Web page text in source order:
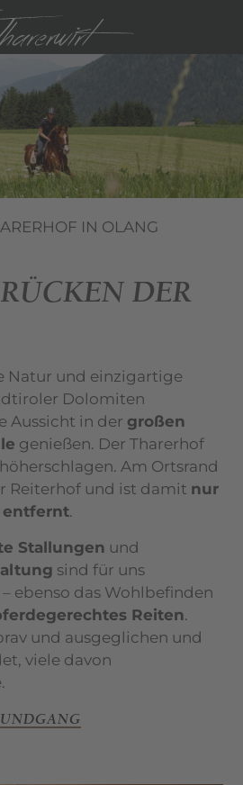
IN OLANG
DER
Natur und einzigartige
Dolomiten
Aussicht in der großen
genießen. Der Tharerhof
Am Ortsrand
Reiterhof und ist damit nur
entfernt.
Stallungen und
sind für uns
ebenso das Wohlbefinden
Reiten.
und ausgeglichen und
viele davon